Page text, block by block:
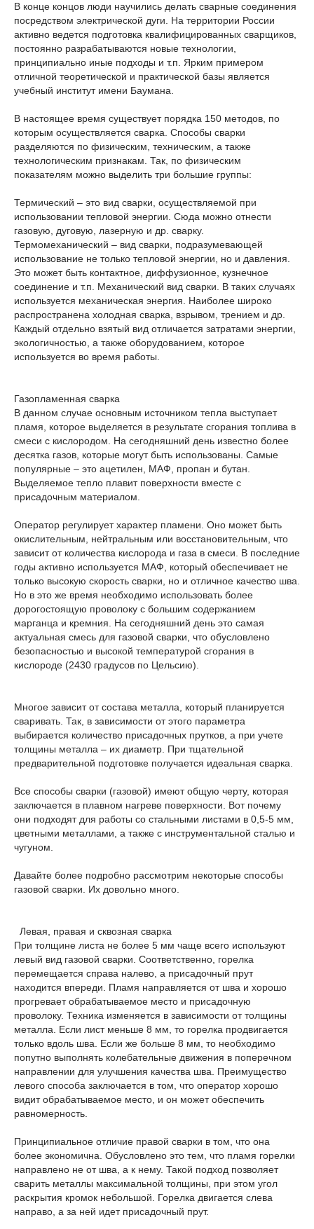
В конце концов люди научились делать сварные соединения
посредством электрической дуги. На территории России
активно ведется подготовка квалифицированных сварщиков,
постоянно разрабатываются новые технологии,
принципиально иные подходы и т.п. Ярким примером
отличной теоретической и практической базы является
учебный институт имени Баумана.
В настоящее время существует порядка 150 методов, по
которым осуществляется сварка. Способы сварки
разделяются по физическим, техническим, а также
технологическим признакам. Так, по физическим
показателям можно выделить три большие группы:
Термический – это вид сварки, осуществляемой при
использовании тепловой энергии. Сюда можно отнести
газовую, дуговую, лазерную и др. сварку.
Термомеханический – вид сварки, подразумевающей
использование не только тепловой энергии, но и давления.
Это может быть контактное, диффузионное, кузнечное
соединение и т.п. Механический вид сварки. В таких случаях
используется механическая энергия. Наиболее широко
распространена холодная сварка, взрывом, трением и др.
Каждый отдельно взятый вид отличается затратами энергии,
экологичностью, а также оборудованием, которое
используется во время работы.
Газопламенная сварка
В данном случае основным источником тепла выступает
пламя, которое выделяется в результате сгорания топлива в
смеси с кислородом. На сегодняшний день известно более
десятка газов, которые могут быть использованы. Самые
популярные – это ацетилен, МАФ, пропан и бутан.
Выделяемое тепло плавит поверхности вместе с
присадочным материалом.
Оператор регулирует характер пламени. Оно может быть
окислительным, нейтральным или восстановительным, что
зависит от количества кислорода и газа в смеси. В последние
годы активно используется МАФ, который обеспечивает не
только высокую скорость сварки, но и отличное качество шва.
Но в это же время необходимо использовать более
дорогостоящую проволоку с большим содержанием
марганца и кремния. На сегодняшний день это самая
актуальная смесь для газовой сварки, что обусловлено
безопасностью и высокой температурой сгорания в
кислороде (2430 градусов по Цельсию).
Многое зависит от состава металла, который планируется
сваривать. Так, в зависимости от этого параметра
выбирается количество присадочных прутков, а при учете
толщины металла – их диаметр. При тщательной
предварительной подготовке получается идеальная сварка.
Все способы сварки (газовой) имеют общую черту, которая
заключается в плавном нагреве поверхности. Вот почему
они подходят для работы со стальными листами в 0,5-5 мм,
цветными металлами, а также с инструментальной сталью и
чугуном.
Давайте более подробно рассмотрим некоторые способы
газовой сварки. Их довольно много.
Левая, правая и сквозная сварка
При толщине листа не более 5 мм чаще всего используют
левый вид газовой сварки. Соответственно, горелка
перемещается справа налево, а присадочный прут
находится впереди. Пламя направляется от шва и хорошо
прогревает обрабатываемое место и присадочную
проволоку. Техника изменяется в зависимости от толщины
металла. Если лист меньше 8 мм, то горелка продвигается
только вдоль шва. Если же больше 8 мм, то необходимо
попутно выполнять колебательные движения в поперечном
направлении для улучшения качества шва. Преимущество
левого способа заключается в том, что оператор хорошо
видит обрабатываемое место, и он может обеспечить
равномерность.
Принципиальное отличие правой сварки в том, что она
более экономична. Обусловлено это тем, что пламя горелки
направлено не от шва, а к нему. Такой подход позволяет
сварить металлы максимальной толщины, при этом угол
раскрытия кромок небольшой. Горелка двигается слева
направо, а за ней идет присадочный прут.